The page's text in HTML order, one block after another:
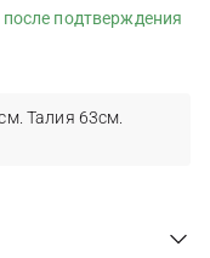
подтверждения
Талия 63см.